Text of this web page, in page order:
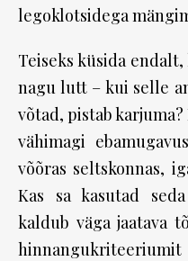
legoklotsidega
Teiseks küsida
nagu lutt – kui selle
võtad, pistab
vähimagi
võõras seltskonnas,
Kas sa kasutad
kaldub väga jaatava